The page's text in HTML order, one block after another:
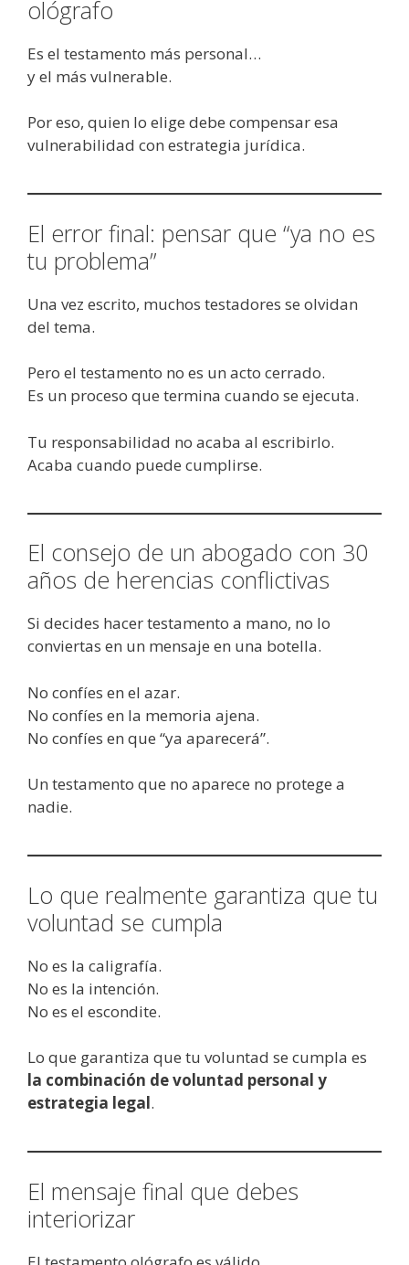
ológrafo
Es el testamento más personal…
y el más vulnerable.
Por eso, quien lo elige debe compensar esa
vulnerabilidad con estrategia jurídica.
El error final: pensar que “ya no es
tu problema”
Una vez escrito, muchos testadores se olvidan
del tema.
Pero el testamento no es un acto cerrado.
Es un proceso que termina cuando se ejecuta.
Tu responsabilidad no acaba al escribirlo.
Acaba cuando puede cumplirse.
El consejo de un abogado con 30
años de herencias conflictivas
Si decides hacer testamento a mano, no lo
conviertas en un mensaje en una botella.
No confíes en el azar.
No confíes en la memoria ajena.
No confíes en que “ya aparecerá”.
Un testamento que no aparece no protege a
nadie.
Lo que realmente garantiza que tu
voluntad se cumpla
No es la caligrafía.
No es la intención.
No es el escondite.
Lo que garantiza que tu voluntad se cumpla es
la combinación de voluntad personal y
estrategia legal.
El mensaje final que debes
interiorizar